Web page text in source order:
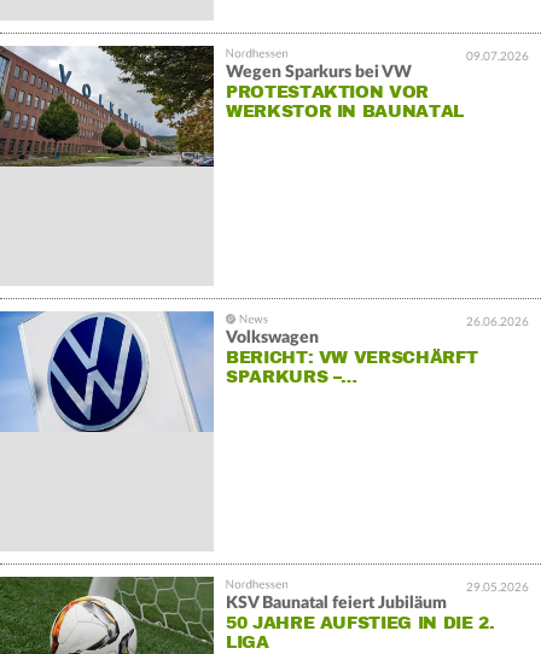
09.07.2026
Wegen Sparkurs bei VW
PROTESTAKTION VOR
WERKSTOR IN BAUNATAL
26.06.2026
Volkswagen
BERICHT: VW VERSCHÄRFT
SPARKURS –…
29.05.2026
KSV Baunatal feiert Jubiläum
50 JAHRE AUFSTIEG IN DIE 2.
LIGA